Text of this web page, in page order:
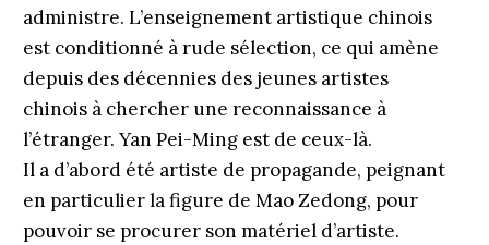
administre. L’enseignement artistique chinois
est conditionné à rude sélection, ce qui amène
depuis des décennies des jeunes artistes
chinois à chercher une reconnaissance à
l’étranger. Yan Pei-Ming est de ceux-là.
Il a d’abord été artiste de propagande, peignant
en particulier la figure de Mao Zedong, pour
pouvoir se procurer son matériel d’artiste.